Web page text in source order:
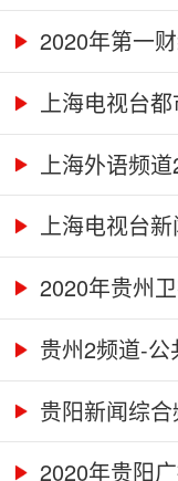
2020年第一
上海电视台
上海外语频
上海电视台
2020年贵州
贵州2频道-
贵阳新闻综
2020年贵阳